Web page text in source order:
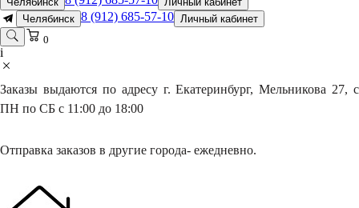
Челябинск 8 (912) 685-57-10 Личный кабинет
0
i
Заказы выдаются по адресу г. Екатеринбург, Мельникова 27, с
ПН по СБ с 11:00 до 18:00
Отправка заказов в другие города- ежедневно.